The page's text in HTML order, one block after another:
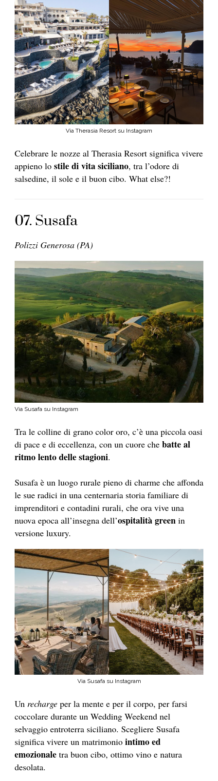
Via Therasia Resort su Instagram
Celebrare le nozze al Therasia Resort significa vivere
appieno lo stile di vita siciliano, tra l’odore di
salsedine, il sole e il buon cibo. What else?!
07. Susafa
Polizzi Generosa (PA)
Via Susafa su Instagram
Tra le colline di grano color oro, c’è una piccola oasi
di pace e di eccellenza, con un cuore che batte al
ritmo lento delle stagioni.
Susafa è un luogo rurale pieno di charme che affonda
le sue radici in una centernaria storia familiare di
imprenditori e contadini rurali, che ora vive una
nuova epoca all’insegna dell’ospitalità green in
versione luxury.
Via Susafa su Instagram
Un recharge per la mente e per il corpo, per farsi
coccolare durante un Wedding Weekend nel
selvaggio entroterra siciliano. Scegliere Susafa
significa vivere un matrimonio intimo ed
emozionale tra buon cibo, ottimo vino e natura
desolata.